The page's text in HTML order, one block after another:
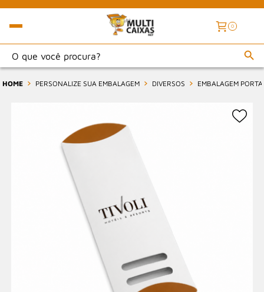
0
HOME PERSONALIZE SUA EMBALAGEM DIVERSOS EMBALAGEM